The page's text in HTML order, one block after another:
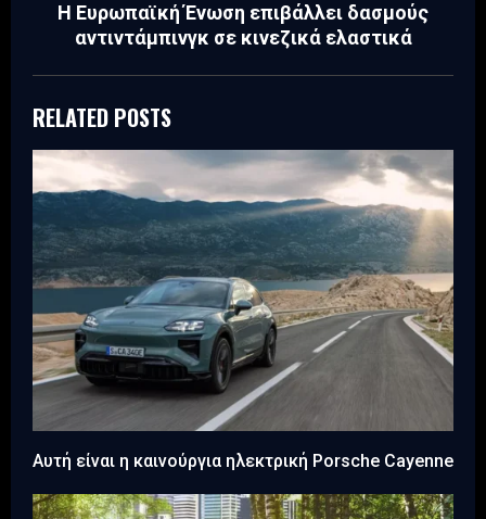
Η Ευρωπαϊκή Ένωση επιβάλλει δασμούς
αντιντάμπινγκ σε κινεζικά ελαστικά
RELATED POSTS
Αυτή είναι η καινούργια ηλεκτρική Porsche Cayenne